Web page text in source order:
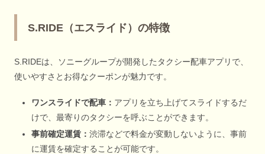
S.RIDE（エスライド）の特徴
S.RIDEは、ソニーグループが開発したタクシー配車アプリで、
使いやすさとお得なクーポンが魅力です。
ワンスライドで配車： アプリを立ち上げてスライドするだ
けで、最寄りのタクシーを呼ぶことができます。
事前確定運賃： 渋滞などで料金が変動しないように、事前
に運賃を確定することが可能です。